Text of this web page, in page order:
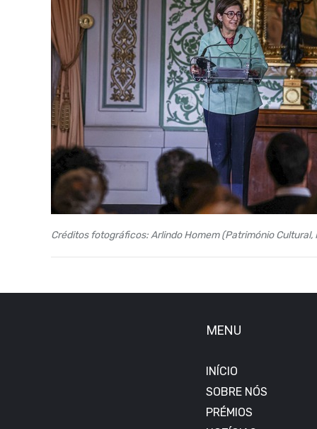
Créditos fotográficos: Arlindo Homem (Património Cultural,
MENU
INÍCIO
SOBRE NÓS
PRÉMIOS